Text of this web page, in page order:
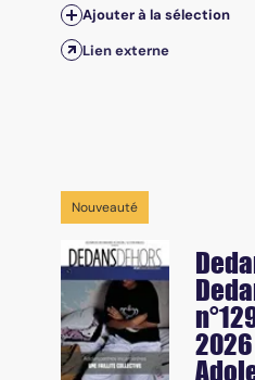
Ajouter à la sélection
Lien externe
Nouveauté